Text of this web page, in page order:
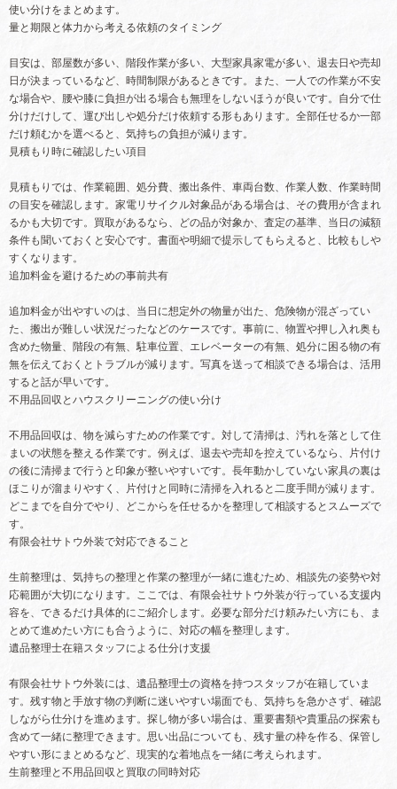
使い分けをまとめます。
量と期限と体力から考える依頼のタイミング
目安は、部屋数が多い、階段作業が多い、大型家具家電が多い、退去日や売却
日が決まっているなど、時間制限があるときです。また、一人での作業が不安
な場合や、腰や膝に負担が出る場合も無理をしないほうが良いです。自分で仕
分けだけして、運び出しや処分だけ依頼する形もあります。全部任せるか一部
だけ頼むかを選べると、気持ちの負担が減ります。
見積もり時に確認したい項目
見積もりでは、作業範囲、処分費、搬出条件、車両台数、作業人数、作業時間
の目安を確認します。家電リサイクル対象品がある場合は、その費用が含まれ
るかも大切です。買取があるなら、どの品が対象か、査定の基準、当日の減額
条件も聞いておくと安心です。書面や明細で提示してもらえると、比較もしや
すくなります。
追加料金を避けるための事前共有
追加料金が出やすいのは、当日に想定外の物量が出た、危険物が混ざってい
た、搬出が難しい状況だったなどのケースです。事前に、物置や押し入れ奥も
含めた物量、階段の有無、駐車位置、エレベーターの有無、処分に困る物の有
無を伝えておくとトラブルが減ります。写真を送って相談できる場合は、活用
すると話が早いです。
不用品回収とハウスクリーニングの使い分け
不用品回収は、物を減らすための作業です。対して清掃は、汚れを落として住
まいの状態を整える作業です。例えば、退去や売却を控えているなら、片付け
の後に清掃まで行うと印象が整いやすいです。長年動かしていない家具の裏は
ほこりが溜まりやすく、片付けと同時に清掃を入れると二度手間が減ります。
どこまでを自分でやり、どこからを任せるかを整理して相談するとスムーズで
す。
有限会社サトウ外装で対応できること
生前整理は、気持ちの整理と作業の整理が一緒に進むため、相談先の姿勢や対
応範囲が大切になります。ここでは、有限会社サトウ外装が行っている支援内
容を、できるだけ具体的にご紹介します。必要な部分だけ頼みたい方にも、ま
とめて進めたい方にも合うように、対応の幅を整理します。
遺品整理士在籍スタッフによる仕分け支援
有限会社サトウ外装には、遺品整理士の資格を持つスタッフが在籍していま
す。残す物と手放す物の判断に迷いやすい場面でも、気持ちを急かさず、確認
しながら仕分けを進めます。探し物が多い場合は、重要書類や貴重品の探索も
含めて一緒に整理できます。思い出品についても、残す量の枠を作る、保管し
やすい形にまとめるなど、現実的な着地点を一緒に考えられます。
生前整理と不用品回収と買取の同時対応